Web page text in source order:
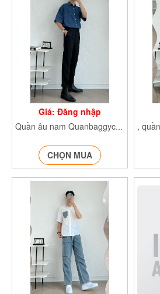
Giá: Đăng nhập
Quần âu nam Quanbaggycuclech8020
CHỌN MUA